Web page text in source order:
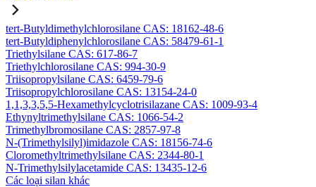
tert-Butyldimethylchlorosilane CAS: 18162-48-6
tert-Butyldiphenylchlorosilane CAS: 58479-61-1
Triethylsilane CAS: 617-86-7
Triethylchlorosilane CAS: 994-30-9
Triisopropylsilane CAS: 6459-79-6
Triisopropylchlorosilane CAS: 13154-24-0
1,1,3,3,5,5-Hexamethylcyclotrisilazane CAS: 1009-93-4
Ethynyltrimethylsilane CAS: 1066-54-2
Trimethylbromosilane CAS: 2857-97-8
N-(Trimethylsilyl)imidazole CAS: 18156-74-6
Cloromethyltrimethylsilane CAS: 2344-80-1
N-Trimethylsilylacetamide CAS: 13435-12-6
Các loại silan khác